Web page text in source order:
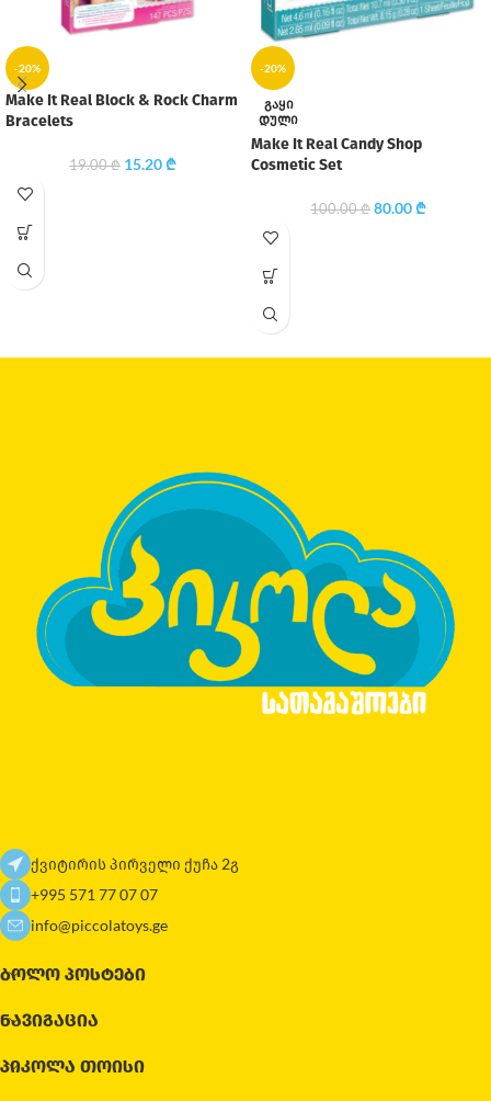
-20%
Make It Real Block & Rock Charm
Bracelets
19.00₾ 15.20₾
-20%
ᲒᲐᲧᲘ
ᲓᲣᲚᲘ
Make It Real Candy Shop
Cosmetic Set
100.00₾ 80.00₾
ქვიტირის პირველი ქუჩა 2გ
+995 571 77 07 07
info@piccolatoys.ge
ᲑᲝᲚᲝ ᲞᲝᲡᲢᲔᲑᲘ
ᲜᲐᲕᲘᲒᲐᲪᲘᲐ
ᲞᲘᲙᲝᲚᲐ ᲗᲝᲘᲡᲘ